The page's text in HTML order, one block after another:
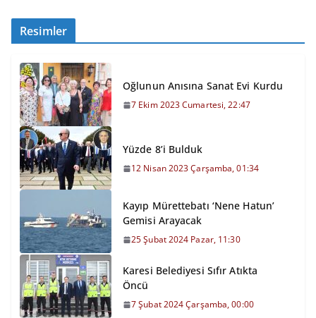
Resimler
Oğlunun Anısına Sanat Evi Kurdu
7 Ekim 2023 Cumartesi, 22:47
Yüzde 8’i Bulduk
12 Nisan 2023 Çarşamba, 01:34
Kayıp Mürettebatı ‘Nene Hatun’
Gemisi Arayacak
25 Şubat 2024 Pazar, 11:30
Karesi Belediyesi Sıfır Atıkta
Öncü
7 Şubat 2024 Çarşamba, 00:00